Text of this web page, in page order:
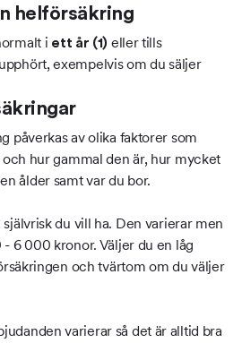
helförsäkring
i ett år (1) eller tills
exempelvis om du säljer
påverkas av olika faktorer som
hur gammal den är, hur mycket
ålder samt var du bor.
du vill ha. Den varierar men
6 000 kronor. Väljer du en låg
och tvärtom om du väljer
varierar så det är alltid bra